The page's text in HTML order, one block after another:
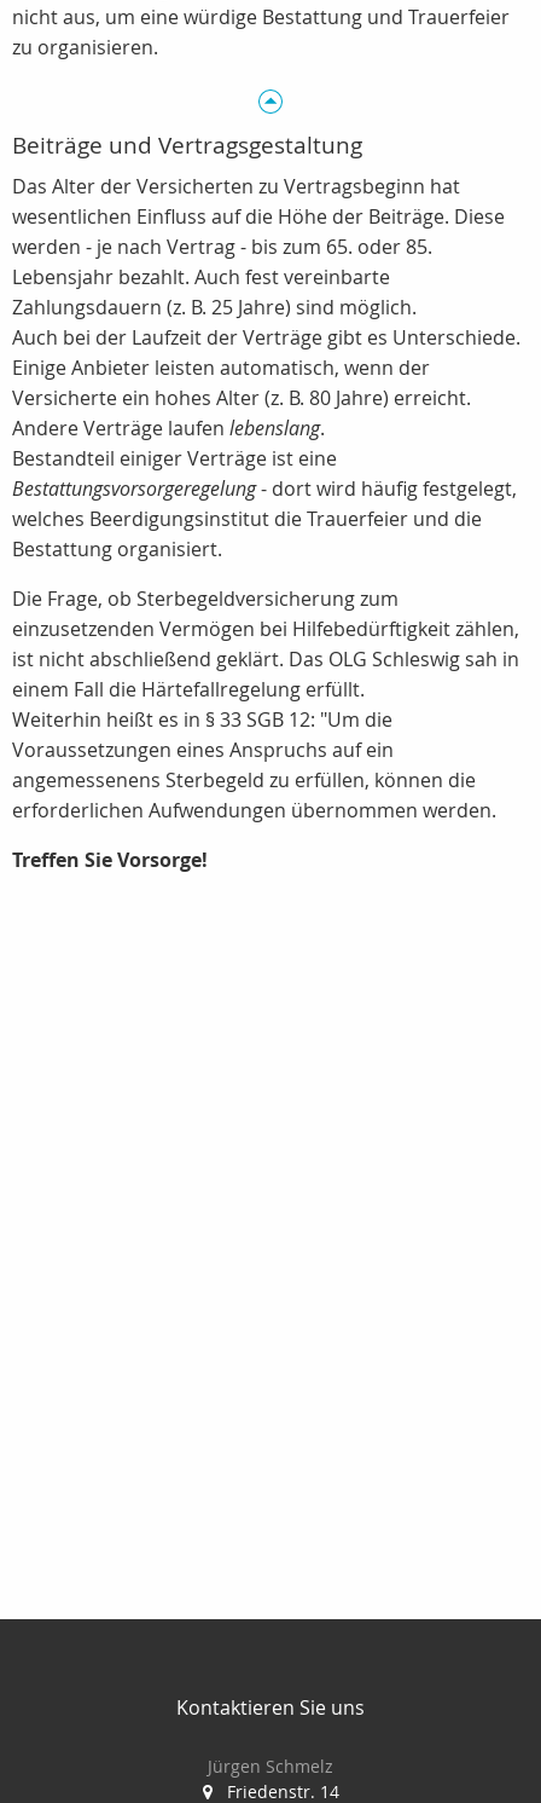
nicht aus, um eine würdige Bestattung und Trauerfeier
zu organisieren.
Beiträge und Vertragsgestaltung
Das Alter der Versicherten zu Vertragsbeginn hat
wesentlichen Einfluss auf die Höhe der Beiträge. Diese
werden - je nach Vertrag - bis zum 65. oder 85.
Lebensjahr bezahlt. Auch fest vereinbarte
Zahlungsdauern (z. B. 25 Jahre) sind möglich.
Auch bei der Laufzeit der Verträge gibt es Unterschiede.
Einige Anbieter leisten automatisch, wenn der
Versicherte ein hohes Alter (z. B. 80 Jahre) erreicht.
Andere Verträge laufen lebenslang.
Bestandteil einiger Verträge ist eine
Bestattungsvorsorgeregelung- dort wird häufig festgelegt,
welches Beerdigungsinstitut die Trauerfeier und die
Bestattung organisiert.
Die Frage, ob Sterbegeldversicherung zum
einzusetzenden Vermögen bei Hilfebedürftigkeit zählen,
ist nicht abschließend geklärt. Das OLG Schleswig sah in
einem Fall die Härtefallregelung erfüllt.
Weiterhin heißt es in § 33 SGB 12: "Um die
Voraussetzungen eines Anspruchs auf ein
angemessenens Sterbegeld zu erfüllen, können die
erforderlichen Aufwendungen übernommen werden.
Treffen Sie Vorsorge!
Kontaktieren Sie uns
Jürgen Schmelz
Friedenstr. 14